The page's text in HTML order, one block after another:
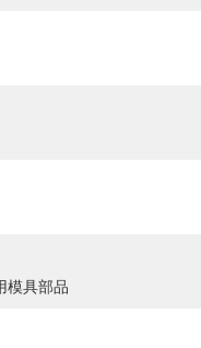
模具部品